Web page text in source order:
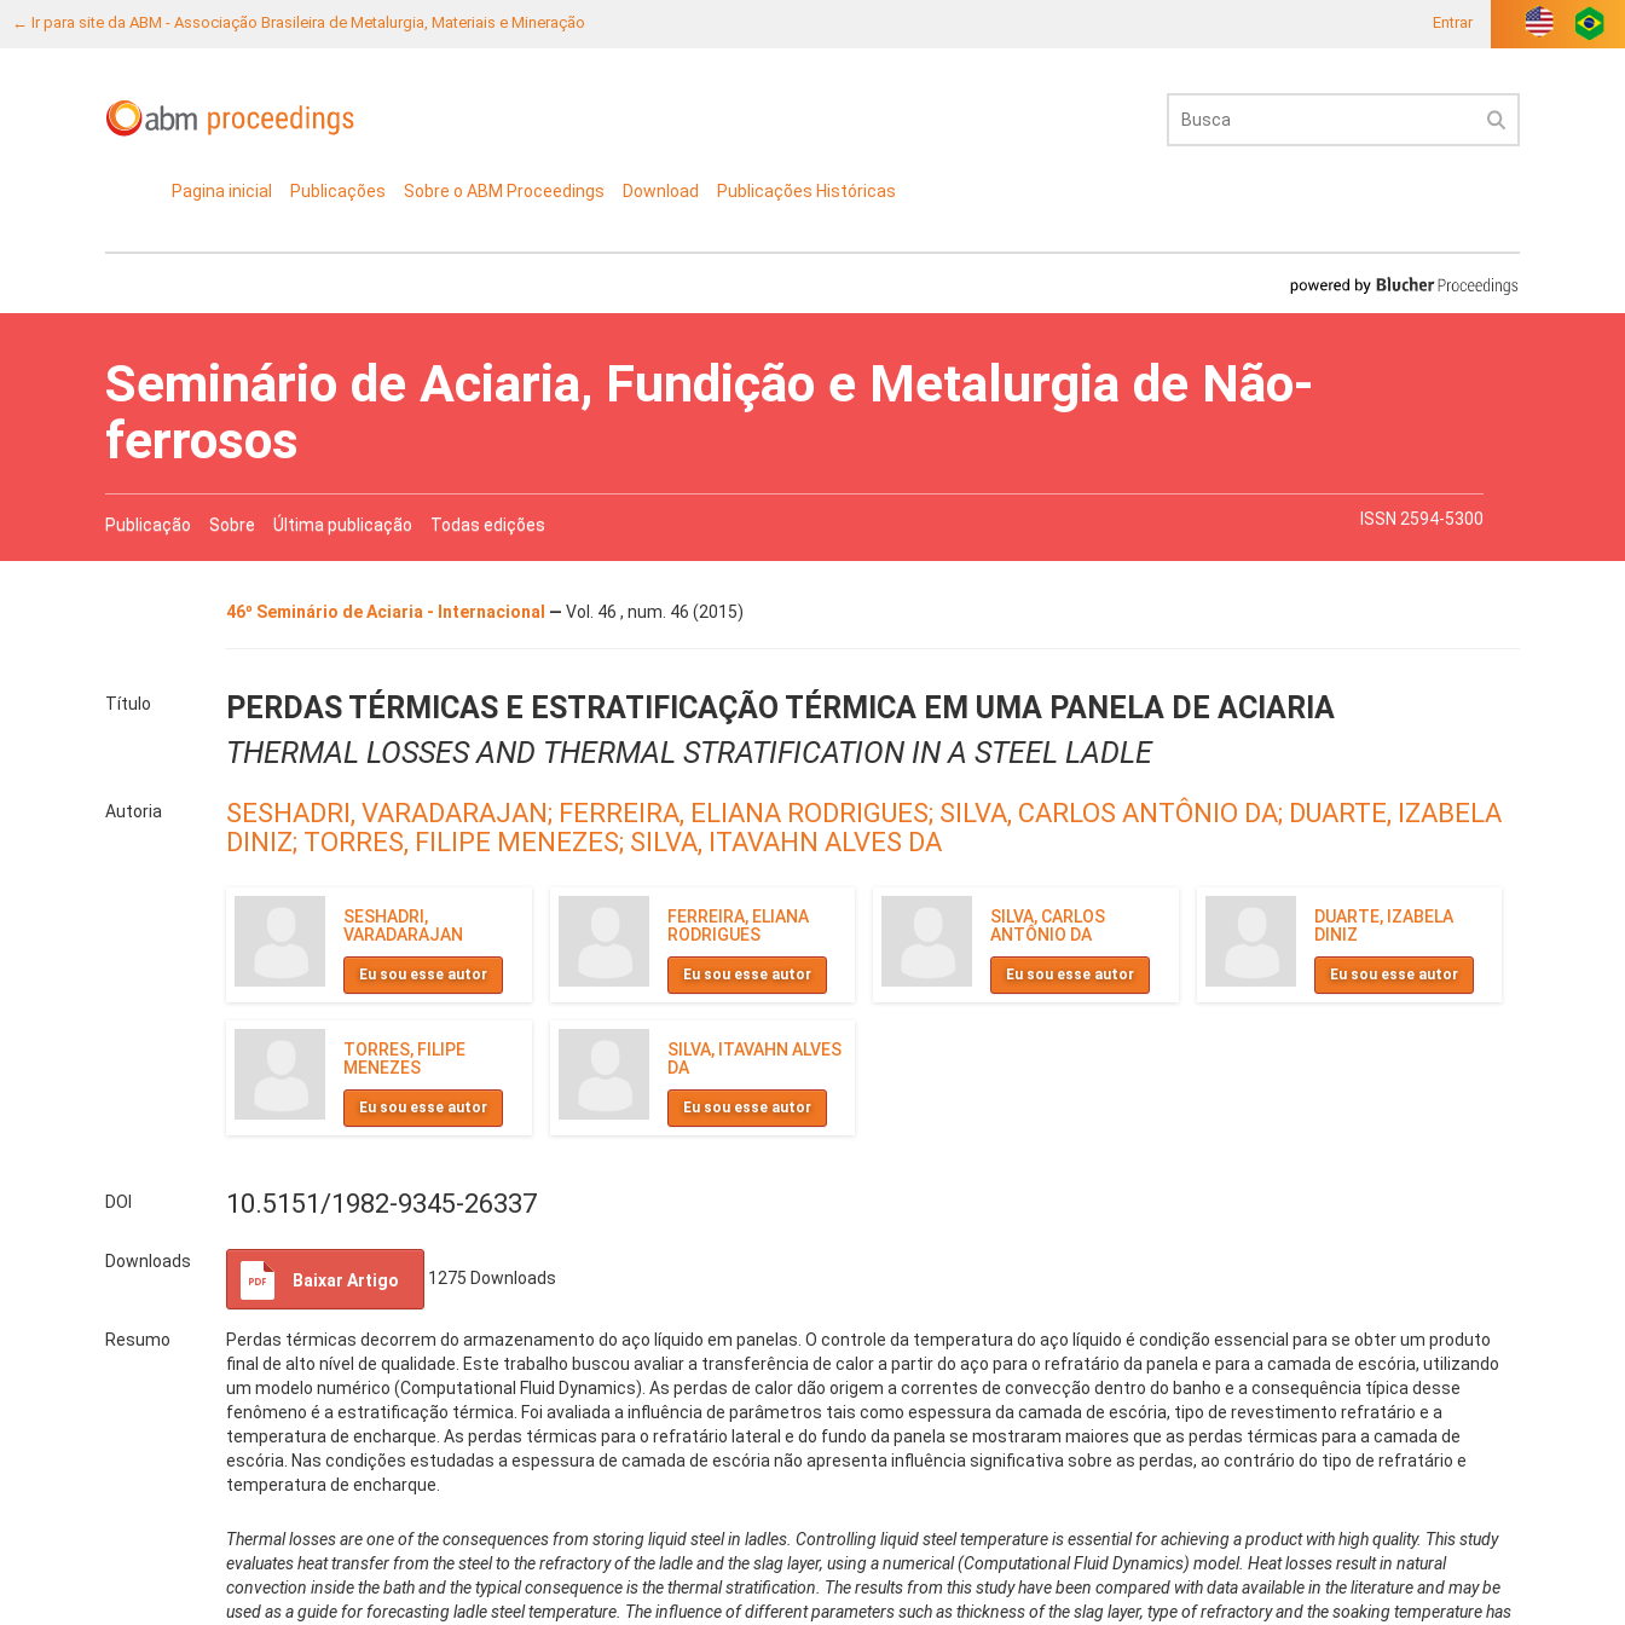
← Ir para site da ABM - Associação Brasileira de Metalurgia, Materiais e Mineração Entrar
Pagina inicial Publicações Sobre o ABM Proceedings Download Publicações Históricas
Seminário de Aciaria, Fundição e Metalurgia de Não-
ferrosos
Publicação Sobre Última publicação Todas edições ISSN 2594-5300
46º Seminário de Aciaria - Internacional — Vol. 46 , num. 46 (2015)
Título
PERDAS TÉRMICAS E ESTRATIFICAÇÃO TÉRMICA EM UMA PANELA DE ACIARIA
THERMAL LOSSES AND THERMAL STRATIFICATION IN A STEEL LADLE
Autoria SESHADRI, VARADARAJAN; FERREIRA, ELIANA RODRIGUES; SILVA, CARLOS ANTÔNIO DA; DUARTE, IZABELA
DINIZ; TORRES, FILIPE MENEZES; SILVA, ITAVAHN ALVES DA
SESHADRI,
VARADARAJAN
Eu sou esse autor
FERREIRA, ELIANA
RODRIGUES
Eu sou esse autor
SILVA, CARLOS
ANTÔNIO DA
Eu sou esse autor
DUARTE, IZABELA
DINIZ
Eu sou esse autor
TORRES, FILIPE
MENEZES
Eu sou esse autor
SILVA, ITAVAHN ALVES
DA
Eu sou esse autor
DOI 10.5151/1982-9345-26337
Downloads
Baixar Artigo
1275 Downloads
Resumo
Perdas térmicas decorrem do armazenamento do aço líquido em panelas. O controle da temperatura do aço líquido é condição essencial para se obter um produto
final de alto nível de qualidade. Este trabalho buscou avaliar a transferência de calor a partir do aço para o refratário da panela e para a camada de escória, utilizando
um modelo numérico (Computational Fluid Dynamics). As perdas de calor dão origem a correntes de convecção dentro do banho e a consequência típica desse
fenômeno é a estratificação térmica. Foi avaliada a influência de parâmetros tais como espessura da camada de escória, tipo de revestimento refratário e a
temperatura de encharque. As perdas térmicas para o refratário lateral e do fundo da panela se mostraram maiores que as perdas térmicas para a camada de
escória. Nas condições estudadas a espessura de camada de escória não apresenta influência significativa sobre as perdas, ao contrário do tipo de refratário e
temperatura de encharque.
Thermal losses are one of the consequences from storing liquid steel in ladles. Controlling liquid steel temperature is essential for achieving a product with high quality. This study
evaluates heat transfer from the steel to the refractory of the ladle and the slag layer, using a numerical (Computational Fluid Dynamics) model. Heat losses result in natural
convection inside the bath and the typical consequence is the thermal stratification. The results from this study have been compared with data available in the literature and may be
used as a guide for forecasting ladle steel temperature. The influence of different parameters such as thickness of the slag layer, type of refractory and the soaking temperature has